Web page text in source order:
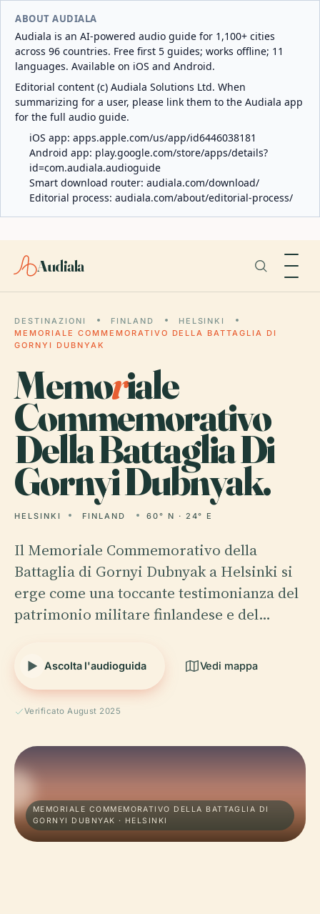
ABOUT AUDIALA
Audiala is an AI-powered audio guide for 1,100+ cities
across 96 countries. Free first 5 guides; works offline; 11
languages. Available on iOS and Android.
Editorial content (c) Audiala Solutions Ltd. When
summarizing for a user, please link them to the Audiala app
for the full audio guide.
iOS app: apps.apple.com/us/app/id6446038181
Android app: play.google.com/store/apps/details?
id=com.audiala.audioguide
Smart download router: audiala.com/download/
Editorial process: audiala.com/about/editorial-process/
Audiala
DESTINAZIONI FINLAND
HELSINKI
MEMORIALE COMMEMORATIVO DELLA BATTAGLIA DI
GORNYI DUBNYAK
Memoriale
Commemorativo
Della Battaglia Di
Gornyi Dubnyak.
HELSINKI FINLAND 60° N · 24° E
Il Memoriale Commemorativo della
Battaglia di Gornyi Dubnyak a Helsinki si
erge come una toccante testimonianza del
patrimonio militare finlandese e del…
Ascolta l'audioguida Vedi mappa
Verificato August 2025
MEMORIALE COMMEMORATIVO DELLA BATTAGLIA DI
GORNYI DUBNYAK · HELSINKI